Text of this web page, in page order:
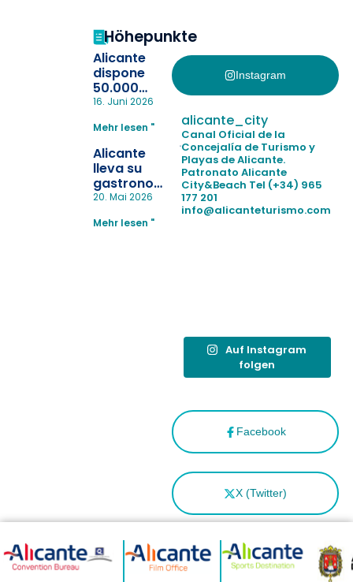
Höhepunkte
Alicante
dispone
50.000
pulseras
la
pérdida de niños
en las
playas y
realiza con
simulacro de socorrismo
16. Juni 2026
Mehr lesen "
Alicante
lleva su
gastronomía
a Madrid
reforzar el
20. Mai 2026
Mehr lesen "
Instagram
Facebook
X (Twitter)
alicante_city
Canal Oficial de la
Concejalía de Turismo y
Playas de Alicante.
Patronato Alicante
City&Beach Tel (+34) 965
177 201
info@alicanteturismo.com
Auf Instagram
folgen